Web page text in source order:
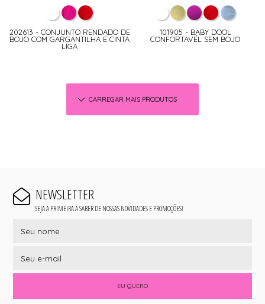
202613 - CONJUNTO RENDADO DE
BOJO COM GARGANTILHA E CINTA
LIGA
101905 - BABY DOOL
CONFORTAVÉL SEM BOJO
CARREGAR MAIS PRODUTOS
NEWSLETTER
SEJA A PRIMEIRA A SABER DE NOSSAS NOVIDADES E PROMOÇÕES!
EU QUERO